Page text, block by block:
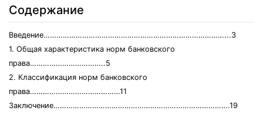
Содержание
Введение…………………………………………………………………………...3
1. Общая характеристика норм банковского
права……………………………..5
2. Классификация норм банковского
права……………………………………11
Заключение……………………………………………………………………….19